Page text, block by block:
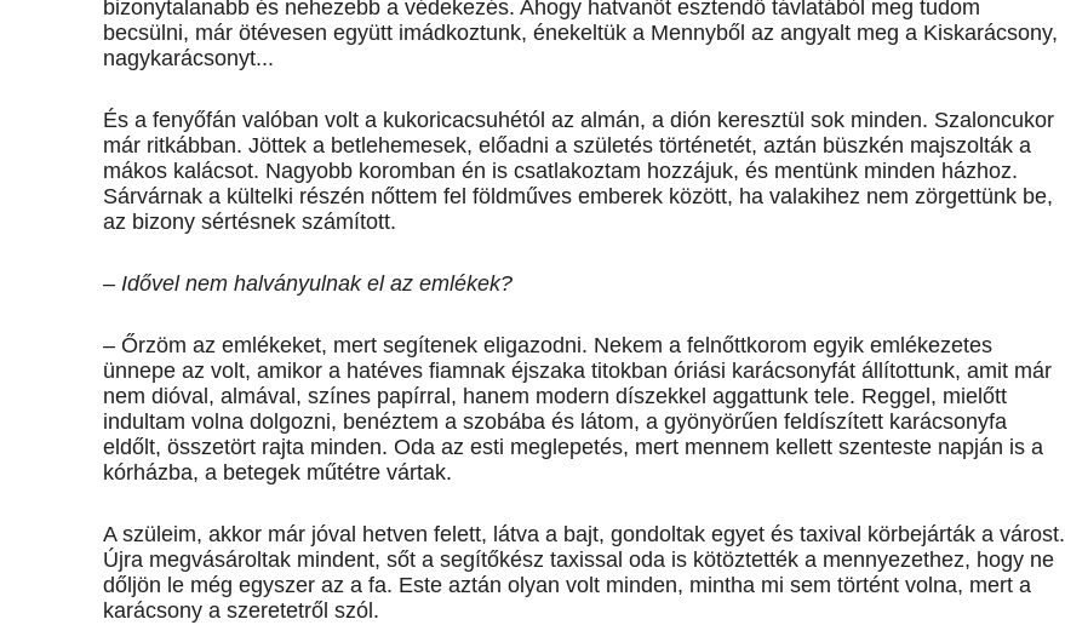
bizonytalanabb és nehezebb a védekezés. Ahogy hatvanöt esztendő távlatából meg tudom
becsülni, már ötévesen együtt imádkoztunk, énekeltük a Mennyből az angyalt meg a Kiskarácsony,
nagykarácsonyt...
És a fenyőfán valóban volt a kukoricacsuhétól az almán, a dión keresztül sok minden. Szaloncukor
már ritkábban. Jöttek a betlehemesek, előadni a születés történetét, aztán büszkén majszolták a
mákos kalácsot. Nagyobb koromban én is csatlakoztam hozzájuk, és mentünk minden házhoz.
Sárvárnak a kültelki részén nőttem fel földműves emberek között, ha valakihez nem zörgettünk be,
az bizony sértésnek számított.
– Idővel nem halványulnak el az emlékek?
– Őrzöm az emlékeket, mert segítenek eligazodni. Nekem a felnőttkorom egyik emlékezetes
ünnepe az volt, amikor a hatéves ­fiamnak éjszaka titokban óriási karácsonyfát állítottunk, amit már
nem dióval, almával, színes papírral, hanem modern díszekkel aggattunk tele. Reggel, mielőtt
indultam volna dolgozni, benéztem a szobába és látom, a gyönyörűen feldíszített karácsonyfa
eldőlt, összetört rajta minden. Oda az esti meglepetés, mert mennem kellett szenteste napján is a
kórházba, a betegek műtétre vártak.
A szüleim, akkor már jóval hetven felett, látva a bajt, gondoltak egyet és taxival körbejárták a várost.
Újra megvásároltak mindent, sőt a segítőkész taxissal oda is kötöztették a mennyezethez, hogy ne
dőljön le még egyszer az a fa. Este aztán olyan volt minden, mintha mi sem történt volna, mert a
karácsony a szeretetről szól.